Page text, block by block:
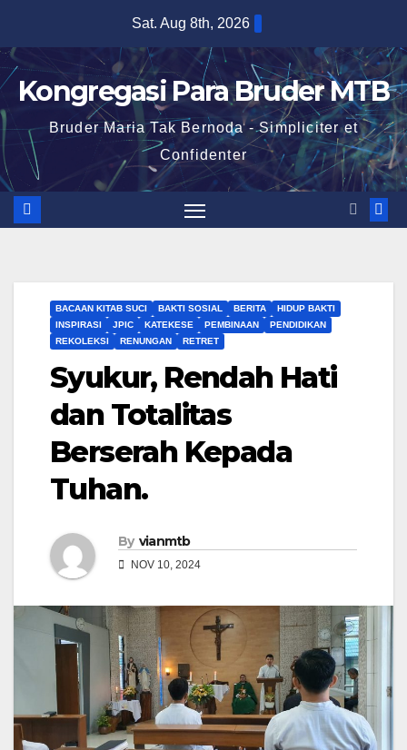
content
Sat. Aug 8th, 2026
Kongregasi Para Bruder MTB
Bruder Maria Tak Bernoda - Simpliciter et
Confidenter
BACAAN KITAB SUCI BAKTI SOSIAL BERITA
HIDUP BAKTI
INSPIRASI
JPIC KATEKESE PEMBINAAN
PENDIDIKAN
REKOLEKSI
RENUNGAN RETRET
Syukur, Rendah Hati
dan Totalitas
Berserah Kepada
Tuhan.
By vianmtb
NOV 10, 2024